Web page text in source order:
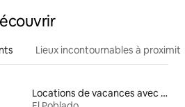
Lieux incontournables à
Locations de vacances avec piscine